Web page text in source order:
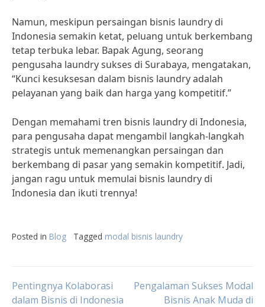
Namun, meskipun persaingan bisnis laundry di
Indonesia semakin ketat, peluang untuk berkembang
tetap terbuka lebar. Bapak Agung, seorang
pengusaha laundry sukses di Surabaya, mengatakan,
“Kunci kesuksesan dalam bisnis laundry adalah
pelayanan yang baik dan harga yang kompetitif.”
Dengan memahami tren bisnis laundry di Indonesia,
para pengusaha dapat mengambil langkah-langkah
strategis untuk memenangkan persaingan dan
berkembang di pasar yang semakin kompetitif. Jadi,
jangan ragu untuk memulai bisnis laundry di
Indonesia dan ikuti trennya!
Posted in Blog Tagged modal bisnis laundry
Post
Pentingnya Kolaborasi
dalam Bisnis di Indonesia
Pengalaman Sukses Modal
Bisnis Anak Muda di